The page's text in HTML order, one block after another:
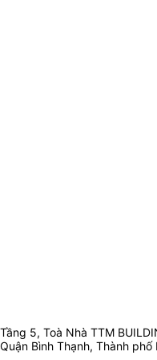
Tầng 5, Toà Nhà TTM
Quận Bình Thạnh, Thành phố